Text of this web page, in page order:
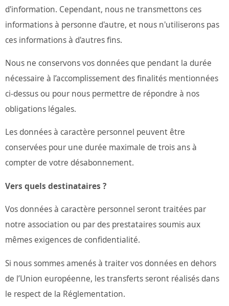
d'information. Cependant, nous ne transmettons ces
informations à personne d'autre, et nous n'utiliserons pas
ces informations à d'autres fins.
Nous ne conservons vos données que pendant la durée
nécessaire à l’accomplissement des finalités mentionnées
ci-dessus ou pour nous permettre de répondre à nos
obligations légales.
Les données à caractère personnel peuvent être
conservées pour une durée maximale de trois ans à
compter de votre désabonnement.
Vers quels destinataires ?
Vos données à caractère personnel seront traitées par
notre association ou par des prestataires soumis aux
mêmes exigences de confidentialité.
Si nous sommes amenés à traiter vos données en dehors
de l’Union européenne, les transferts seront réalisés dans
le respect de la Réglementation.